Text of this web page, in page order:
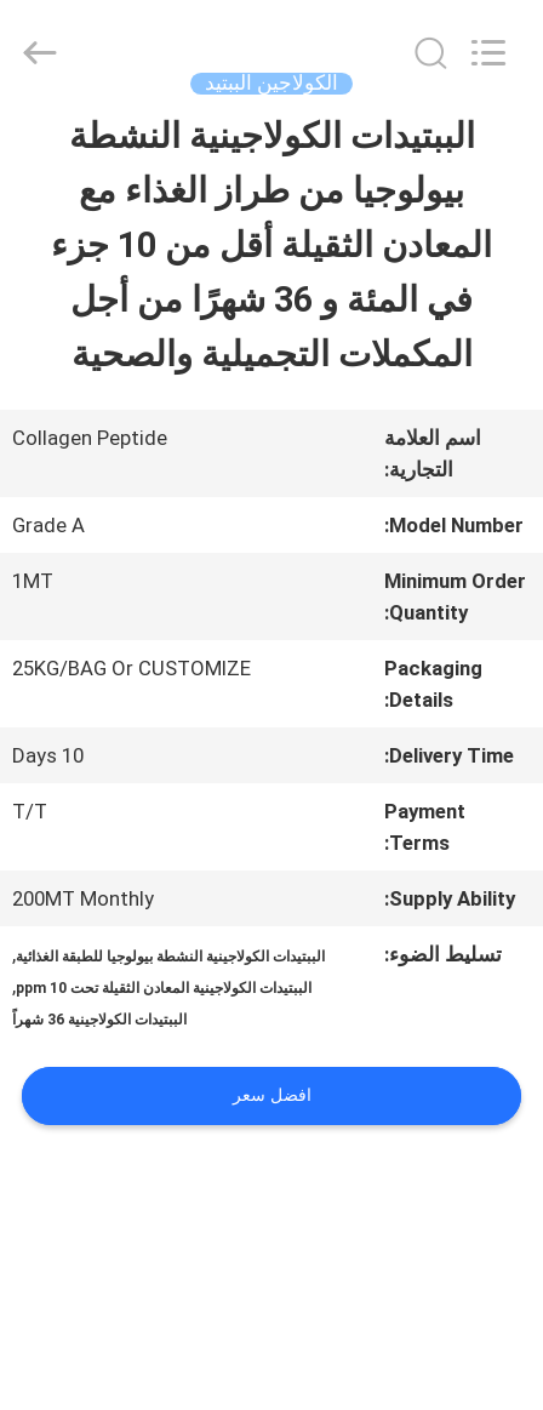
الصفحة
الرئيسية
منتجات
أشرطة
فيديو
معلومات
عنا
جولة
المعمل
مراقبة
الجودة
Sichuan
Shihong
الكولاجين الببتيد
الببتيدات الكولاجينية النشطة
بيولوجيا من طراز الغذاء مع
المعادن الثقيلة أقل من 10 جزء
في المئة و 36 شهرًا من أجل
المكملات التجميلية والصحية
اسم العلامة
التجارية:
Collagen Peptide
Model Number:
Grade A
Minimum Order
Quantity:
1MT
Packaging
Details:
25KG/BAG Or CUSTOMIZE
Delivery Time:
10 Days
Payment
Terms:
T/T
Supply Ability:
200MT Monthly
تسليط الضوء: الببتيدات الكولاجينية النشطة بيولوجيا للطبقة الغذائية,
الببتيدات الكولاجينية المعادن الثقيلة تحت 10 ppm ,
الببتيدات الكولاجينية 36 شهراً
افضل سعر